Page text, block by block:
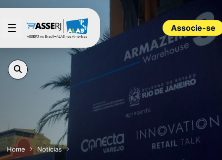
Pular para o Conteúdo principal
Associe-se
Home
Notícias